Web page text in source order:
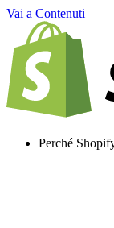
Vai a Contenuti
Perché